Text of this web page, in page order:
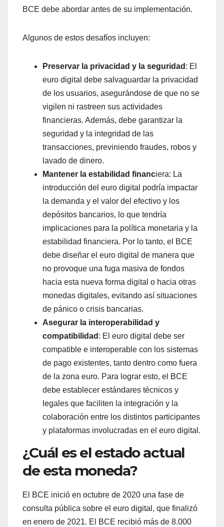
BCE debe abordar antes de su implementación.
Algunos de estos desafíos incluyen:
Preservar la privacidad y la seguridad : El
euro digital debe salvaguardar la privacidad
de los usuarios, asegurándose de que no se
vigilen ni rastreen sus actividades
financieras. Además, debe garantizar la
seguridad y la integridad de las
transacciones, previniendo fraudes, robos y
lavado de dinero.
Mantener la estabilidad financiera: La
introducción del euro digital podría impactar
la demanda y el valor del efectivo y los
depósitos bancarios, lo que tendría
implicaciones para la política monetaria y la
estabilidad financiera. Por lo tanto, el BCE
debe diseñar el euro digital de manera que
no provoque una fuga masiva de fondos
hacia esta nueva forma digital o hacia otras
monedas digitales, evitando así situaciones
de pánico o crisis bancarias.
Asegurar la interoperabilidad y
compatibilidad : El euro digital debe ser
compatible e interoperable con los sistemas
de pago existentes, tanto dentro como fuera
de la zona euro. Para lograr esto, el BCE
debe establecer estándares técnicos y
legales que faciliten la integración y la
colaboración entre los distintos participantes
y plataformas involucradas en el euro digital.
¿Cuál es el estado actual
de esta moneda?
El BCE inició en octubre de 2020 una fase de
consulta pública sobre el euro digital, que finalizó
en enero de 2021. El BCE recibió más de 8.000